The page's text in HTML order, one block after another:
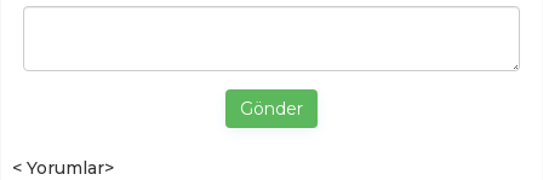
Gönder
< Yorumlar>